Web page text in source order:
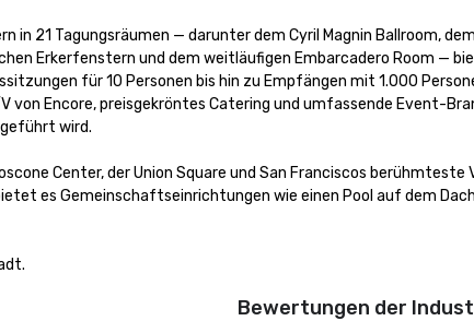
21 Tagungsräumen — darunter dem Cyril Magnin Ballroom, dem
Erkerfenstern und dem weitläufigen Embarcadero Room —
für 10 Personen bis hin zu Empfängen mit 1.000
von Encore, preisgekröntes Catering und umfassende Event-
wird.
Center, der Union Square und San Franciscos berühmteste
es Gemeinschaftseinrichtungen wie einen Pool auf dem
Bewertungen der